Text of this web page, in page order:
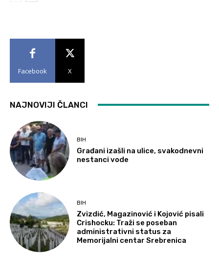
Facebook X
NAJNOVIJI ČLANCI
BIH
Građani izašli na ulice, svakodnevni
nestanci vode
BIH
Zvizdić, Magazinović i Kojović pisali
Crishocku: Traži se poseban
administrativni status za
Memorijalni centar Srebrenica